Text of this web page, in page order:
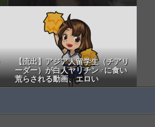
【流出】アジア人留学生（チアリ
ーダー）が白人ヤリチン♂に食い
荒らされる動画、エロい